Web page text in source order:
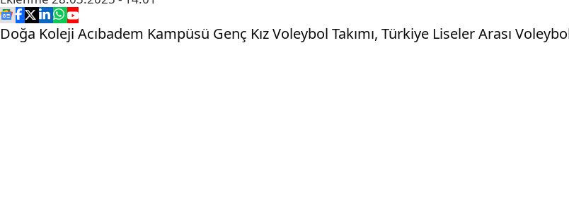
Doğa Koleji Acıbadem Kampüsü Genç Kız Voleybol Takımı, Türkiye Liseler Arası